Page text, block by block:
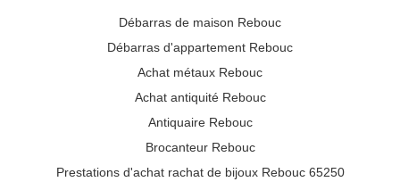
Débarras de maison Rebouc
Débarras d'appartement Rebouc
Achat métaux Rebouc
Achat antiquité Rebouc
Antiquaire Rebouc
Brocanteur Rebouc
Prestations d'achat rachat de bijoux Rebouc 65250